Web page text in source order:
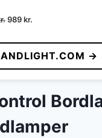
Den
pris
var:
1.399 kr..
989kr.
pris
er:
989 kr..
ANDLIGHT.COM →